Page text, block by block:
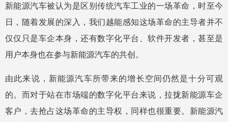
新能源汽车被认为是区别传统汽车工业的一场革命，时至今
日，随着发展的深入，我们越能感知这场革命的主导者并不
仅仅只是车企本身，还有数字化平台、软件开发者，甚至是
用户本身也在参与新能源汽车的共创。
由此来说，新能源汽车所带来的增长空间仍然是十分可观
的。而对于站在市场端的数字化平台来说，拉拢新能源车企
客户，去抢占这场革命的主导权，同样也很重要。新能源汽